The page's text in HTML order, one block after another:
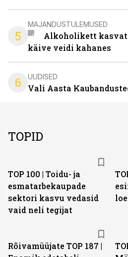
5
MAJANDUSTULEMUSED
Alkoholikett
käive veidi kahanes
6 UUDISED
Vali Aasta
TOPID
TOP 100 | Toidu- ja
esmatarbekaupade
sektori kasvu vedasid
vaid neli tegijat
Rõivamüüjate TOP 187 |